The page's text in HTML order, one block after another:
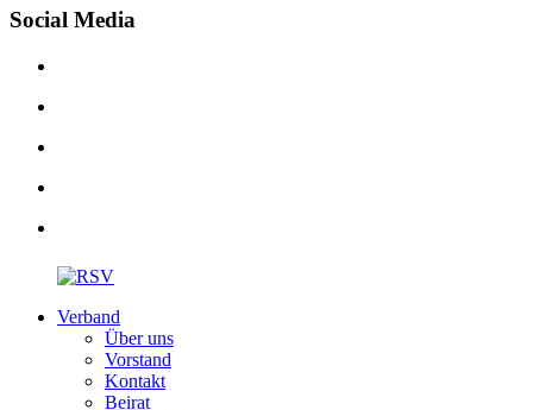
Social Media
Verband
Über uns
Vorstand
Kontakt
Beirat